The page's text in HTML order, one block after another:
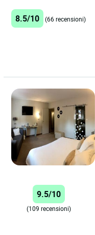
8.5/10 (66 recensioni)
9.5/10
(109 recensioni)